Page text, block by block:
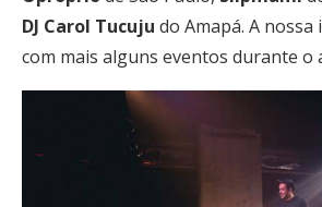
DJ Carol Tucuju do Amapá. A
com mais alguns eventos durante o